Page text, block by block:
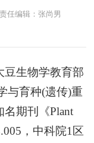
责任编辑：张尚男
豆生物学教育部
与育种(遗传)重
期刊《Plant
，中科院1区